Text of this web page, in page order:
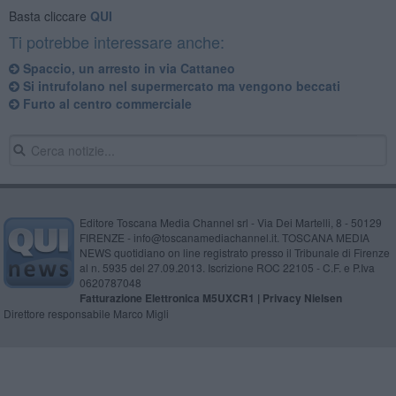
Basta cliccare QUI
Ti potrebbe interessare anche:
Spaccio, un arresto in via Cattaneo
Si intrufolano nel supermercato ma vengono beccati
Furto al centro commerciale
Editore Toscana Media Channel srl - Via Dei Martelli, 8 - 50129
FIRENZE - info@toscanamediachannel.it. TOSCANA MEDIA
NEWS quotidiano on line registrato presso il Tribunale di Firenze
al n. 5935 del 27.09.2013. Iscrizione ROC 22105 - C.F. e P.Iva
0620787048
Fatturazione Elettronica M5UXCR1 | Privacy Nielsen
Direttore responsabile Marco Migli